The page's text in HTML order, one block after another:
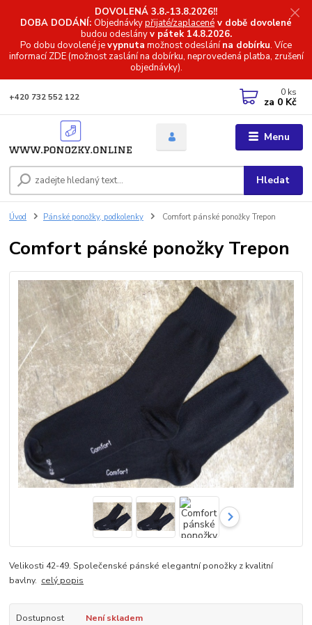
DOVOLENÁ 3.8.-13.8.2026!!
DOBA DODÁNÍ: Objednávkypřijaté/zaplacené v době dovolené
budou odeslányv pátek 14.8.2026.
Po dobu dovolené jevypnuta možnost odeslánína dobírku. Více
informacíZDE (možnost zaslání na dobírku, neprovedená platba, zrušení
objednávky).
Menu
Hledat
+420 732 552 122 0 ks
za 0 Kč
Úvod Pánské ponožky, podkolenky Comfort pánské ponožky Trepon
Comfort pánské ponožky Trepon
Velikosti 42-49. Společenské pánské elegantní ponožky z kvalitní
bavlny. celý popis
Dostupnost
Není skladem